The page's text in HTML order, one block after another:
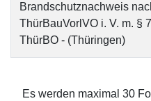
Brandschutznachweis
ThürBauVorlVO i. V. m. §
ThürBO - (Thüringen)
Es werden maximal 30